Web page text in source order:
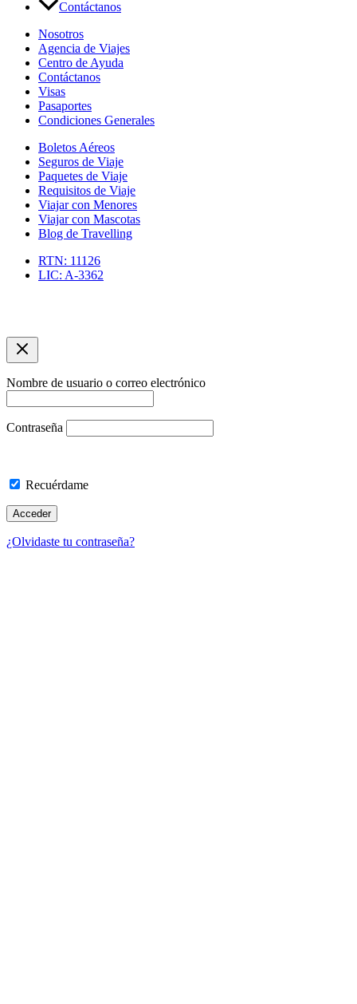
Contáctanos
Nosotros
Agencia de Viajes
Centro de Ayuda
Contáctanos
Visas
Pasaportes
Condiciones Generales
Boletos Aéreos
Seguros de Viaje
Paquetes de Viaje
Requisitos de Viaje
Viajar con Menores
Viajar con Mascotas
Blog de Travelling
RTN: 11126
LIC: A-3362
Nombre de usuario o correo electrónico
Contraseña
Recuérdame
¿Olvidaste tu contraseña?